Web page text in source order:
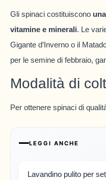
Gli spinaci costituiscono
vitamine e minerali. Le
Gigante d’Inverno o il
per le semine di febbraio,
Modalità di
Per ottenere spinaci di
LEGGI ANCHE
Lavandino pulito per